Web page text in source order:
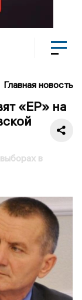
Главная новость
«ЕР» на
в